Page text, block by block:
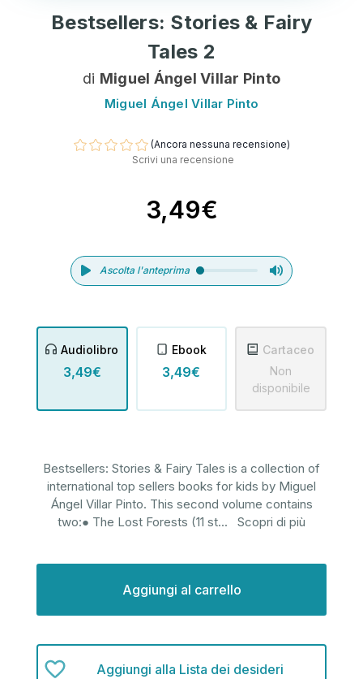
Bestsellers: Stories & Fairy
Tales 2
di Miguel Ángel Villar Pinto
Miguel Ángel Villar Pinto
(Ancora nessuna recensione)
Scrivi una recensione
3,49€
Ascolta l'anteprima
Audiolibro
3,49€
Ebook
3,49€
Cartaceo
Non
disponibile
Bestsellers: Stories & Fairy Tales is a collection of
international top sellers books for kids by Miguel
Ángel Villar Pinto. This second volume contains
two:● The Lost Forests (11 st... Scopri di più
Aggiungi alla Lista dei desideri